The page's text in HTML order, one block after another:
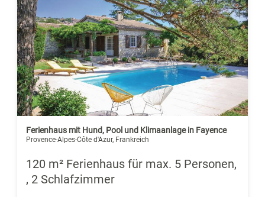
Ferienhaus mit Hund, Pool und Klimaanlage in Fayence
Provence-Alpes-Côte d'Azur, Frankreich
120 m² Ferienhaus für max. 5 Personen,
, 2 Schlafzimmer